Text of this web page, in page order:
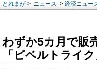
とれまが > ニュース > 経済ニュー
わずか5カ月で販
「ビベルトライ